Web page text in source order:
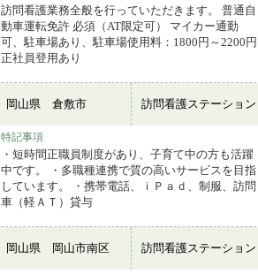
訪問看護業務全般を行っていただきます。 普通自
動車運転免許 必須（AT限定可） マイカー通勤
可、駐車場あり、駐車場使用料：1800円～2200円
正社員登用あり
岡山県 倉敷市 訪問看護ステーション
特記事項
・短時間正職員制度があり、子育て中の方も活躍
中です。 ・多職種連携で質の高いサービスを目指
しています。 ・携帯電話、ｉＰａｄ、制服、訪問
車（軽ＡＴ）貸与
岡山県 岡山市南区 訪問看護ステーション